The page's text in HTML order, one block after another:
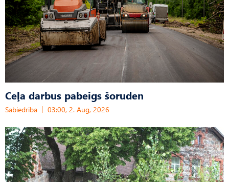
Ceļa darbus pabeigs šoruden
Sabiedrība 03:00, 2. Aug, 2026